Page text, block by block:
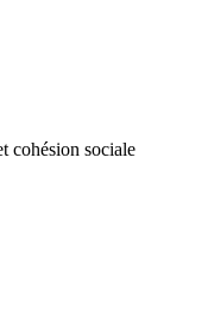
cohésion sociale